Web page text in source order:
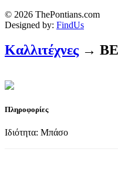
© 2026 ThePontians.com
Designed by: FindUs
Καλλιτέχνες →
Πληροφορίες
Ιδιότητα: Μπάσο